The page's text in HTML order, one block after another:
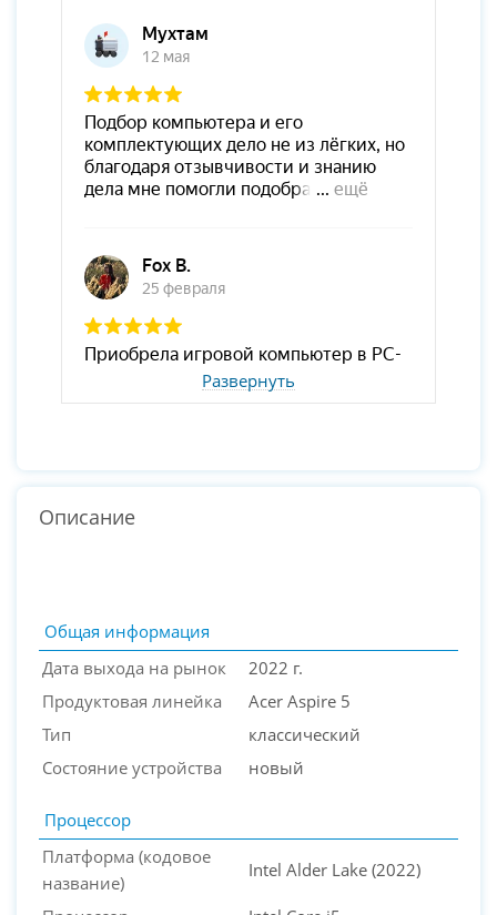
Развернуть
Описание
Общая информация
Дата выхода на рынок
2022 г.
Продуктовая линейка
Acer Aspire 5
Тип
классический
Состояние устройства
новый
Процессор
Платформа (кодовое
название)
Intel Alder Lake (2022)